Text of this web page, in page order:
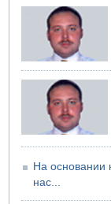
На основании
нас...